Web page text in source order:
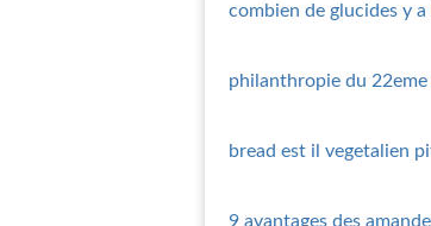
combien de glucides y
philanthropie du
bread est il vegetalien
9 avantages des